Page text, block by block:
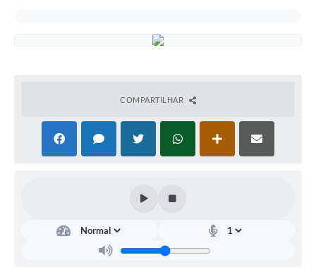
Contratação de estagiário - estudante de Direito -
Galeria de Fotos
COMPARTILHAR